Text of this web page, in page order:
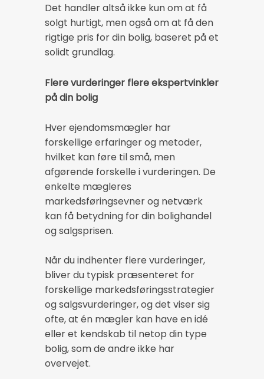
Det handler altså ikke kun om at få
solgt hurtigt, men også om at få den
rigtige pris for din bolig, baseret på et
solidt grundlag.
Flere vurderinger flere ekspertvinkler
på din bolig
Hver ejendomsmægler har
forskellige erfaringer og metoder,
hvilket kan føre til små, men
afgørende forskelle i vurderingen. De
enkelte mægleres
markedsføringsevner og netværk
kan få betydning for din bolighandel
og salgsprisen.
Når du indhenter flere vurderinger,
bliver du typisk præsenteret for
forskellige markedsføringsstrategier
og salgsvurderinger, og det viser sig
ofte, at én mægler kan have en idé
eller et kendskab til netop din type
bolig, som de andre ikke har
overvejet.